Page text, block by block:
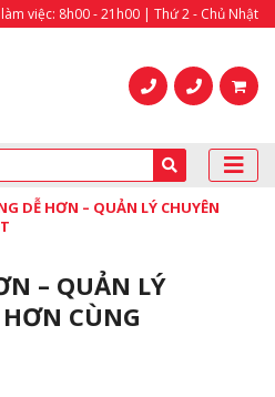
việc: 8h00 - 21h00 | Thứ 2 - Chủ Nhật
DỄ HƠN – QUẢN LÝ CHUYÊN
– QUẢN LÝ
CÙNG